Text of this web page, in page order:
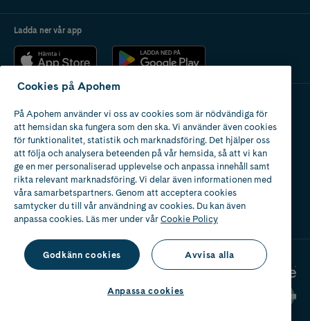
Ladda ner vår app
Apotek med tillstånd
av Läkemedelsverket
Cookies på Apohem
På Apohem använder vi oss av cookies som är nödvändiga för
att hemsidan ska fungera som den ska. Vi använder även cookies
för funktionalitet, statistik och marknadsföring. Det hjälper oss
att följa och analysera beteenden på vår hemsida, så att vi kan
ge en mer personaliserad upplevelse och anpassa innehåll samt
rikta relevant marknadsföring. Vi delar även informationen med
våra samarbetspartners. Genom att acceptera cookies
samtycker du till vår användning av cookies. Du kan även
anpassa cookies. Läs mer under vårCookie Policy
Godkänn cookies Avvisa alla
Anpassa cookies